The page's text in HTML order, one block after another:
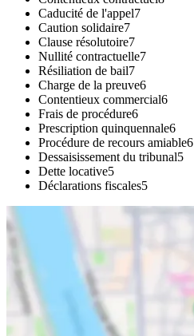
Caducité de l'appel7
Caution solidaire7
Clause résolutoire7
Nullité contractuelle7
Résiliation de bail7
Charge de la preuve6
Contentieux commercial6
Frais de procédure6
Prescription quinquennale6
Procédure de recours amiable6
Dessaisissement du tribunal5
Dette locative5
Déclarations fiscales5